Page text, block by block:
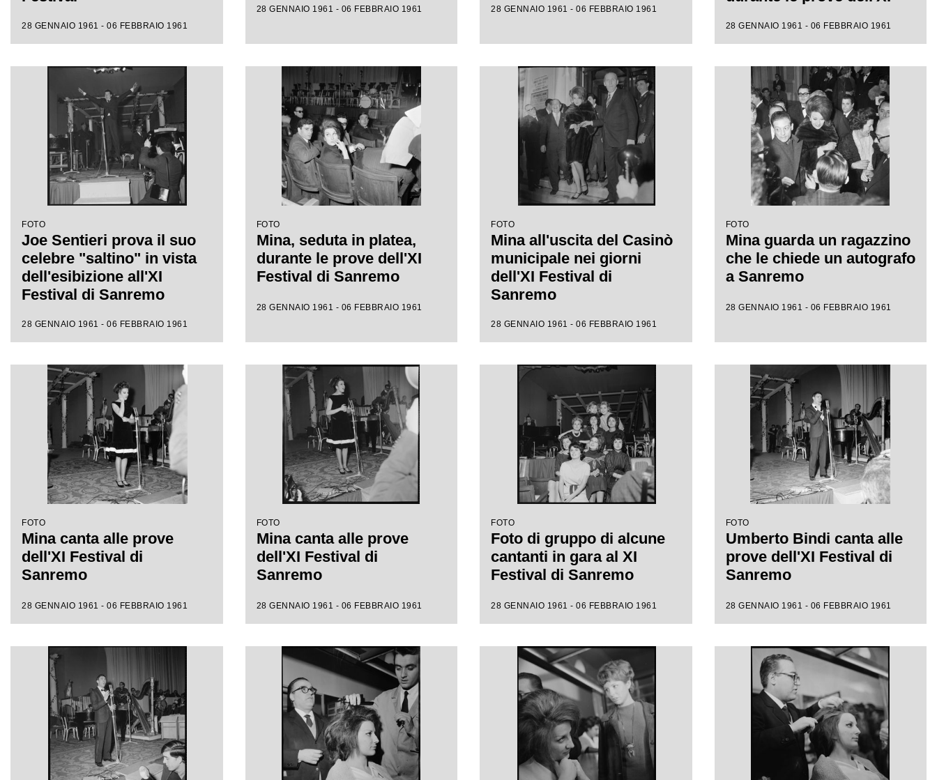
28 GENNAIO 1961 - 06 FEBBRAIO 1961
28 GENNAIO 1961 - 06 FEBBRAIO 1961 28 GENNAIO 1961 - 06 FEBBRAIO 1961
28 GENNAIO 1961 - 06 FEBBRAIO 1961
FOTO
Joe Sentieri prova il suo
celebre "saltino" in vista
dell'esibizione all'XI
Festival di Sanremo
28 GENNAIO 1961 - 06 FEBBRAIO 1961
FOTO
Mina, seduta in platea,
durante le prove dell'XI
Festival di Sanremo
28 GENNAIO 1961 - 06 FEBBRAIO 1961
FOTO
Mina all'uscita del Casinò
municipale nei giorni
dell'XI Festival di
Sanremo
28 GENNAIO 1961 - 06 FEBBRAIO 1961
FOTO
Mina guarda un ragazzino
che le chiede un autografo
a Sanremo
28 GENNAIO 1961 - 06 FEBBRAIO 1961
FOTO
Mina canta alle prove
dell'XI Festival di
Sanremo
28 GENNAIO 1961 - 06 FEBBRAIO 1961
FOTO
Mina canta alle prove
dell'XI Festival di
Sanremo
28 GENNAIO 1961 - 06 FEBBRAIO 1961
FOTO
Foto di gruppo di alcune
cantanti in gara al XI
Festival di Sanremo
28 GENNAIO 1961 - 06 FEBBRAIO 1961
FOTO
Umberto Bindi canta alle
prove dell'XI Festival di
Sanremo
28 GENNAIO 1961 - 06 FEBBRAIO 1961